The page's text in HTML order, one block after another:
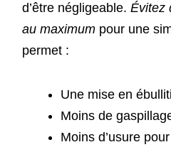
d’être négligeable. Évitez
au maximumpour une
permet :
Une mise en
Moins de
Moins d’usure